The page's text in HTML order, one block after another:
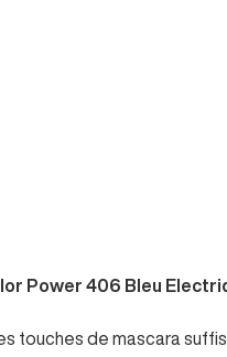
Power 406 Bleu
touches de mascara